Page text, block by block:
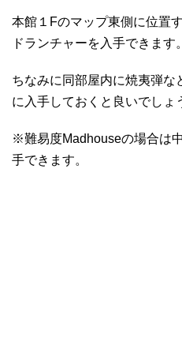
本館１Fのマップ東側に位置
ドランチャーを入手できます。
ちなみに同部屋内に焼夷弾
に入手しておくと良いでしょ
※難易度Madhouseの場合は
手できます。